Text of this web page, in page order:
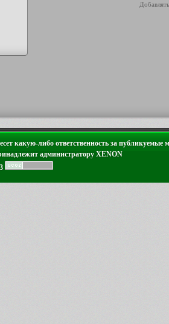
какую-либо ответственность за публикуемые
администратору XENON